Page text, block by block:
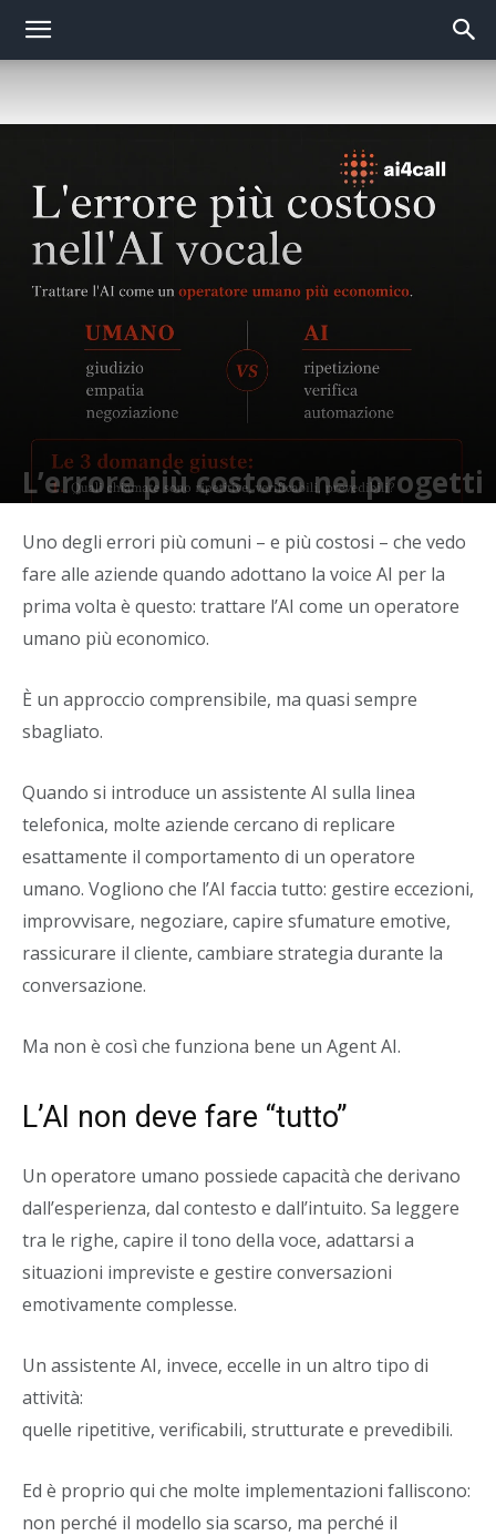
L’errore più costoso nei progetti
Di Alban Hasani - 7 Maggio 2026
Uno degli errori più comuni – e più costosi – che vedo
fare alle aziende quando adottano la voice AI per la
prima volta è questo: trattare l’AI come un operatore
umano più economico.
È un approccio comprensibile, ma quasi sempre
sbagliato.
Quando si introduce un assistente AI sulla linea
telefonica, molte aziende cercano di replicare
esattamente il comportamento di un operatore
umano. Vogliono che l’AI faccia tutto: gestire eccezioni,
improvvisare, negoziare, capire sfumature emotive,
rassicurare il cliente, cambiare strategia durante la
conversazione.
Ma non è così che funziona bene un Agent AI.
L’AI non deve fare “tutto”
Un operatore umano possiede capacità che derivano
dall’esperienza, dal contesto e dall’intuito. Sa leggere
tra le righe, capire il tono della voce, adattarsi a
situazioni impreviste e gestire conversazioni
emotivamente complesse.
Un assistente AI, invece, eccelle in un altro tipo di
attività:
quelle ripetitive, verificabili, strutturate e prevedibili.
Ed è proprio qui che molte implementazioni falliscono:
non perché il modello sia scarso, ma perché il